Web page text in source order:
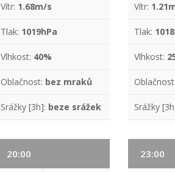
Vítr: 1.68m/s
Tlak: 1019hPa
Vlhkost: 40%
Oblačnost: bez mraků
Srážky [3h]: beze srážek
Vítr:
Tlak:
Vlhkost:
Oblačnost:
Srážky
20:00 23:00